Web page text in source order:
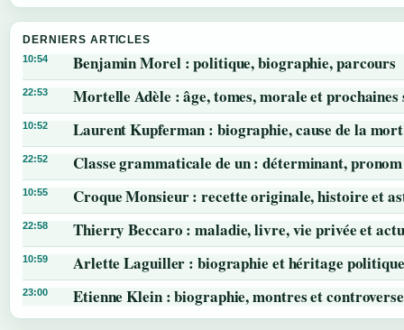
DERNIERS ARTICLES
10:54 Benjamin Morel : politique, biographie, parcours
22:53 Mortelle Adèle : âge, tomes, morale et prochaines
10:52 Laurent Kupferman : biographie, cause de la
22:52 Classe grammaticale de un : déterminant,
10:55 Croque Monsieur : recette originale, histoire et
22:58 Thierry Beccaro : maladie, livre, vie privée et
10:59 Arlette Laguiller : biographie et héritage politique
23:00 Etienne Klein : biographie, montres et